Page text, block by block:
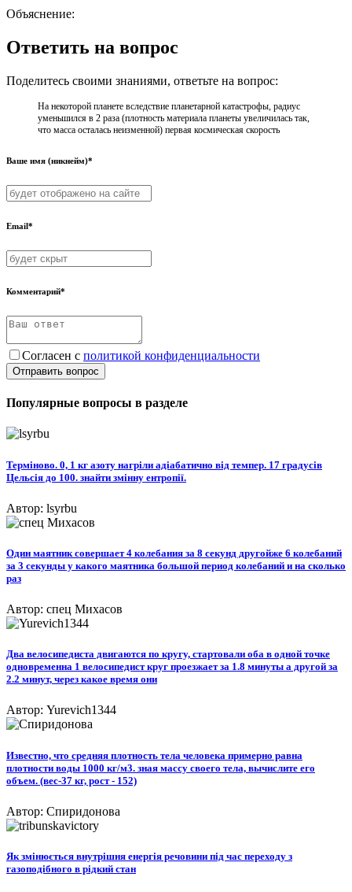
Объяснение:
Ответить на вопрос
Поделитесь своими знаниями, ответьте на вопрос:
На некоторой планете вследствие планетарной катастрофы, радиус
уменьшился в 2 раза (плотность материала планеты увеличилась так,
что масса осталась неизменной) первая космическая скорость
Ваше имя (никнейм)*
Email*
Комментарий*
Согласен с политикой конфиденциальности
Отправить вопрос
Популярные вопросы в разделе
Терміново. 0, 1 кг азоту нагріли адіабатично від темпер. 17 градусів
Цельсія до 100. знайти змінну ентропії.
Автор: lsyrbu
Один маятник совершает 4 колебания за 8 секунд другойже 6 колебаний
за 3 секунды у какого маятника большой период колебаний и на сколько
раз
Автор: спец Михасов
Два велосипедиста двигаются по кругу, стартовали оба в одной точке
одновременна 1 велосипедист круг проезжает за 1.8 минуты а другой за
2.2 минут, через какое время они
Автор: Yurevich1344
Известно, что средняя плотность тела человека примерно равна
плотности воды 1000 кг/м3. зная массу своего тела, вычислите его
объем. (вес-37 кг, рост - 152)
Автор: Спиридонова
Як змінюється внутрішня енергія речовини під час переходу з
газоподібного в рідкий стан